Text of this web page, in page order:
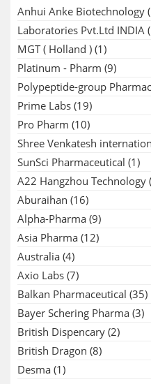
Anhui Anke Biotechnology
Laboratories Pvt.Ltd INDIA
MGT ( Holland ) (1)
Platinum - Pharm (9)
Polypeptide-group
Prime Labs (19)
Pro Pharm (10)
Shree Venkatesh
SunSci Pharmaceutical (1)
A22 Hangzhou Technology
Aburaihan (16)
Alpha-Pharma (9)
Asia Pharma (12)
Australia (4)
Axio Labs (7)
Balkan Pharmaceutical (35)
Bayer Schering Pharma (3)
British Dispencary (2)
British Dragon (8)
Desma (1)